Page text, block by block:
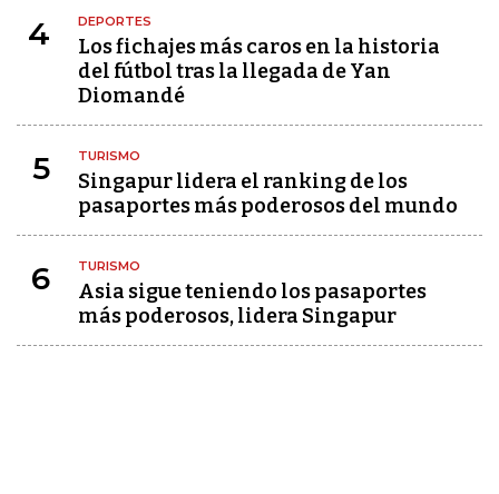
4 DEPORTES
Los fichajes más caros en la historia
del fútbol tras la llegada de Yan
Diomandé
5 TURISMO
Singapur lidera el ranking de los
pasaportes más poderosos del mundo
6 TURISMO
Asia sigue teniendo los pasaportes
más poderosos, lidera Singapur